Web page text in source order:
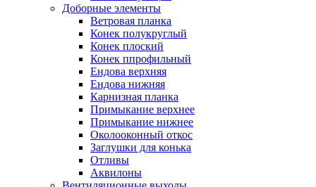
Доборные элементы
Ветровая планка
Конек полукруглый
Конек плоский
Конек ппрофильный
Ендова верхняя
Ендова нижняя
Карнизная планка
Примыкание верхнее
Примыкание нижнее
Околооконный откос
Заглушки для конька
Отливы
Аквилоны